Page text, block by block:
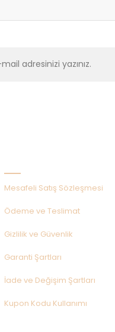
Mesafeli Satış Sözleşmesi
Ödeme ve Teslimat
Gizlilik ve Güvenlik
Garanti Şartları
İade ve Değişim Şartları
Kupon Kodu Kullanımı